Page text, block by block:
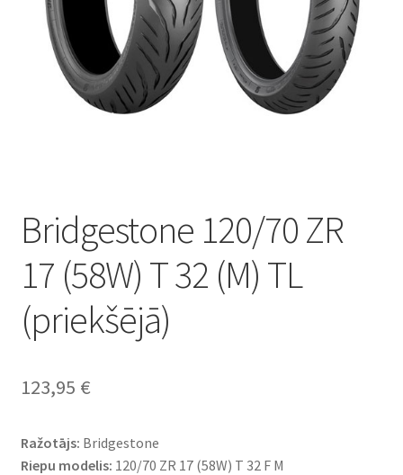
Bridgestone 120/70 ZR
17 (58W) T 32 (M) TL
(priekšējā)
123,95 €
Ražotājs: Bridgestone
Riepu modelis: 120/70 ZR 17 (58W) T 32 F M